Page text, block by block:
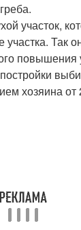
участок,
Так
повышения
хозяина